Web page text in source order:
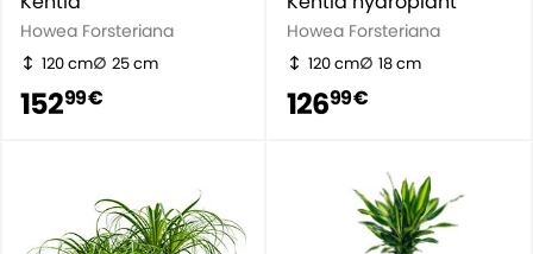
Howea Forsteriana
120 cm 25 cm
15299 €
Howea Forsteriana
120 cm 18 cm
12699 €